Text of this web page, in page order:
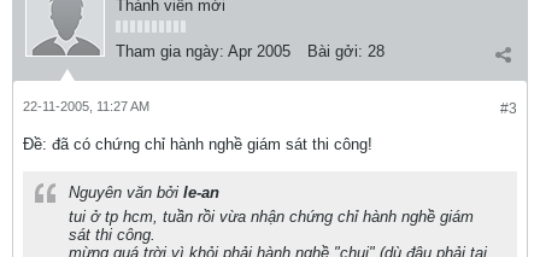
Thành viên mới
Tham gia ngày: Apr 2005 Bài gởi: 28
#3
22-11-2005, 11:27 AM
Ðề: đã có chứng chỉ hành nghề giám sát thi công!
Nguyên văn bởi le-an
tui ở tp hcm, tuần rồi vừa nhận chứng chỉ hành nghề giám
sát thi công.
mừng quá trời,vì khỏi phải hành nghề "chui" (dù đâu phải tại